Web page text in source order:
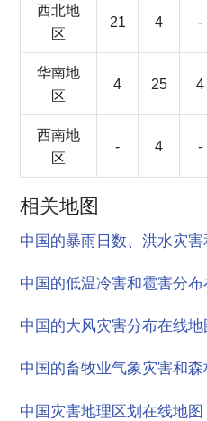
西北地
区
21 4 -
华南地
区
4 25 4
西南地
区
- 4 -
相关地图
中国的暴雨日数、洪水灾
中国的低温冷害和雹害分布
中国的大风灾害分布在线地
中国的畜牧业气象灾害和
中国灾害地理区划在线地图